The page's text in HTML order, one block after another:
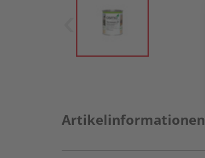
Artikelinformationen